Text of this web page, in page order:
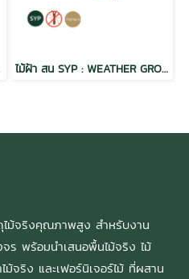
ไม้ฝ้า สน SYP : WEATHER GROOVE ฝาร่องวี อบ กันปลวก H3.2 เกรดพรีเมี่ยม
ม้จริงคุณภาพสูง สำหรับงาน
ร พร้อมนำเสนอพื้นไม้จริง ไม้
จริง และเฟอร์นิเจอร์ไม้ ที่ผสาน